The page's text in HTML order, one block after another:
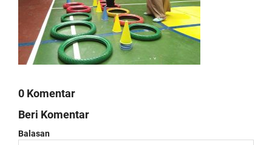
0 Komentar
Beri Komentar
Balasan